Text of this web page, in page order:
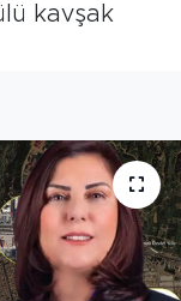
kavşak